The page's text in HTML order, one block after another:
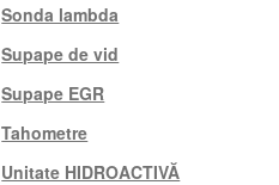
Sonda lambda
Supape de vid
Supape EGR
Tahometre
Unitate HIDROACTIVĂ